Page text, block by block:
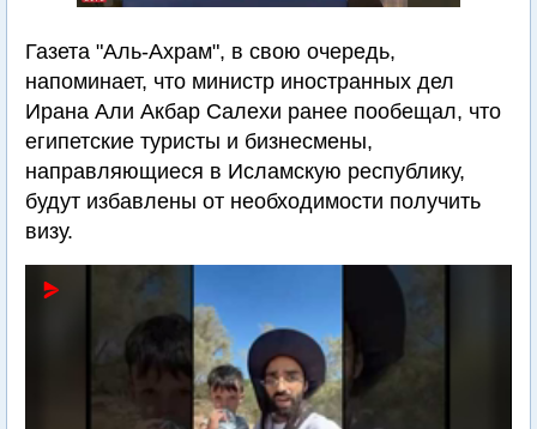
Газета "Аль-Ахрам", в свою очередь,
напоминает, что министр иностранных дел
Ирана Али Акбар Салехи ранее пообещал, что
египетские туристы и бизнесмены,
направляющиеся в Исламскую республику,
будут избавлены от необходимости получить
визу.